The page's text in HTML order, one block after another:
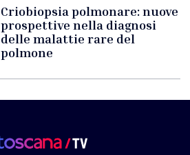
Criobiopsia polmonare: nuove
prospettive nella diagnosi
delle malattie rare del
polmone